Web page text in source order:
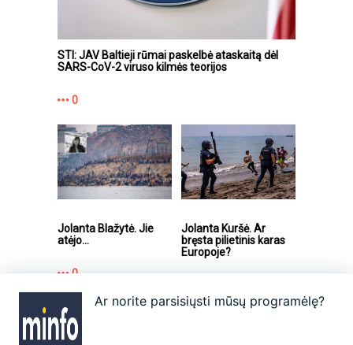
STI: JAV Baltieji rūmai paskelbė ataskaitą dėl
SARS-CoV-2 viruso kilmės teorijos
0
Jolanta Blažytė. Jie
atėjo...
0
Jolanta Kuršė. Ar
bręsta pilietinis karas
Europoje?
Ar norite parsisiųsti mūsų programėlę?